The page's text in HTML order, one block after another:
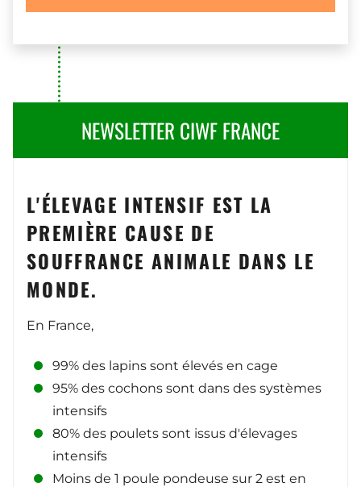
NEWSLETTER CIWF FRANCE
L'ÉLEVAGE INTENSIF EST LA
PREMIÈRE CAUSE DE
SOUFFRANCE ANIMALE DANS LE
MONDE.
En France,
99% des lapins sont élevés en cage
95% des cochons sont dans des systèmes
intensifs
80% des poulets sont issus d'élevages
intensifs
Moins de 1 poule pondeuse sur 2 est en